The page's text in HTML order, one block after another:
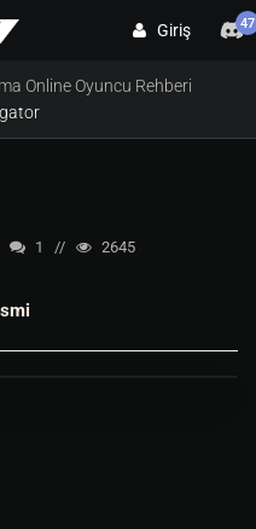
Giriş 47
Online Oyuncu Rehberi
1 2645